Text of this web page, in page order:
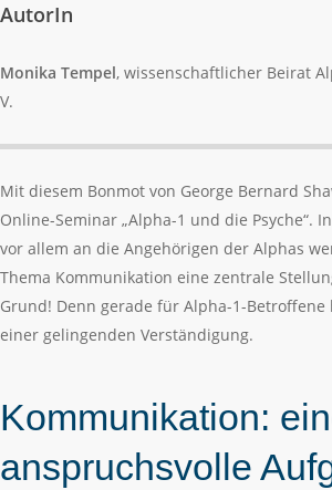
AutorIn
Monika Tempel, wissenschaftlicher Beirat
V.
Mit diesem Bonmot von George Bernard
Online-Seminar „Alpha-1 und die Psyche“.
vor allem an die Angehörigen der Alphas
Thema Kommunikation eine zentrale
Grund! Denn gerade für Alpha-1-Betroffene
einer gelingenden Verständigung.
Kommunikation:
anspruchsvolle